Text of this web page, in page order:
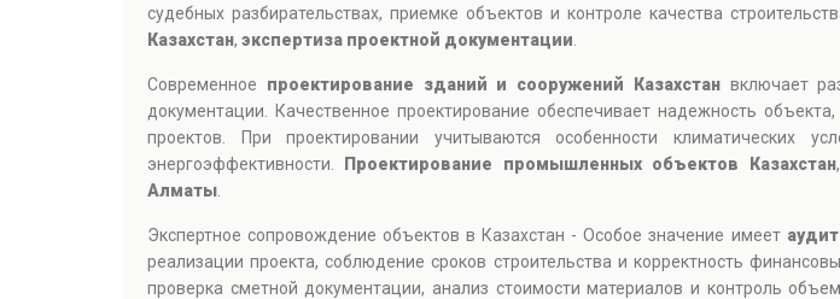
судебных разбирательствах, приемке объектов и контроле качества
Казахстан, экспертиза проектной документации
Современное проектирование зданий и сооружений Казахстанвключает
документации. Качественное проектирование обеспечивает надежность
проектов. При проектировании учитываются особенности климатических
энергоэффективности.
Проектирование промышленных объектов Казахстан,
Алматы
Экспертное сопровождение объектов в Казахстан - Особое значение имеет
реализации проекта, соблюдение сроков строительства и корректность
проверка сметной документации, анализ стоимости материалов и контроль